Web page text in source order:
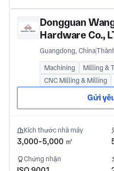
Dongguan
Hardware Co.,
Guangdong, China
Machining Milling &
CNC Milling & Milling
Gửi
Kích thước nhà máy
3,000-5,000 ㎡
Chứng nhận